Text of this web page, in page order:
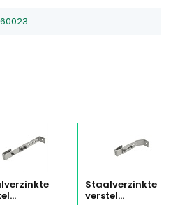
Staalverzinkte
verstel...